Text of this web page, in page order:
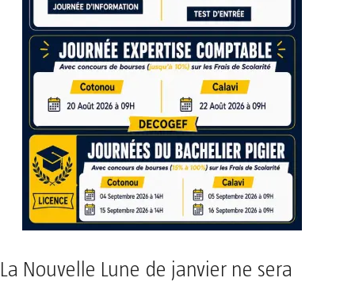
La Nouvelle Lune de janvier ne sera